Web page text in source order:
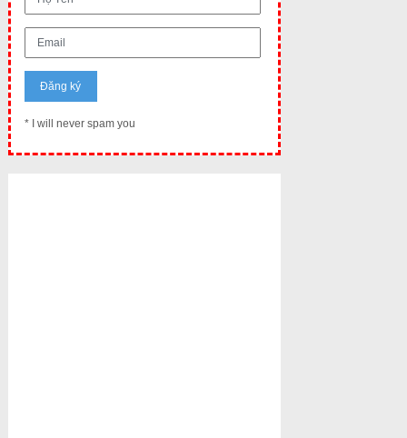
* I will never spam you